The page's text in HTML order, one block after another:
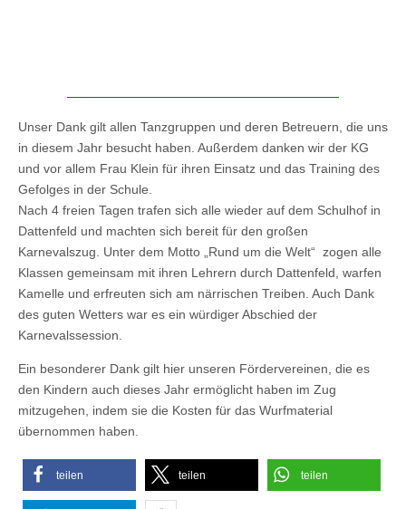
Unser Dank gilt allen Tanzgruppen und deren Betreuern, die uns
in diesem Jahr besucht haben. Außerdem danken wir der KG
und vor allem Frau Klein für ihren Einsatz und das Training des
Gefolges in der Schule.
Nach 4 freien Tagen trafen sich alle wieder auf dem Schulhof in
Dattenfeld und machten sich bereit für den großen
Karnevalszug. Unter dem Motto „Rund um die Welt“ zogen alle
Klassen gemeinsam mit ihren Lehrern durch Dattenfeld, warfen
Kamelle und erfreuten sich am närrischen Treiben. Auch Dank
des guten Wetters war es ein würdiger Abschied der
Karnevalssession.
Ein besonderer Dank gilt hier unseren Fördervereinen, die es
den Kindern auch dieses Jahr ermöglicht haben im Zug
mitzugehen, indem sie die Kosten für das Wurfmaterial
übernommen haben.
teilen teilen teilen